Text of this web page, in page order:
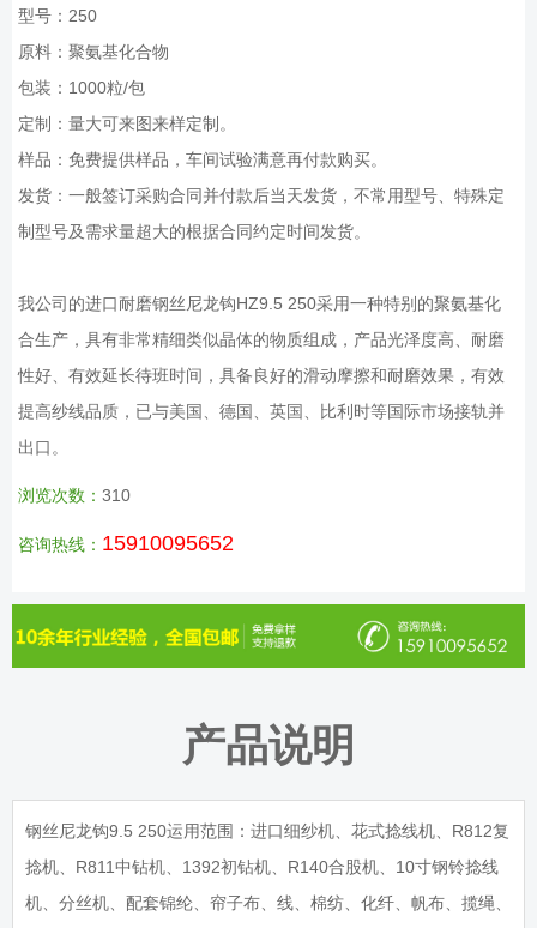
型号：250
原料：聚氨基化合物
包装：1000粒/包
定制：量大可来图来样定制。
样品：免费提供样品，车间试验满意再付款购买。
发货：一般签订采购合同并付款后当天发货，不常用型号、特殊定
制型号及需求量超大的根据合同约定时间发货。
我公司的进口耐磨钢丝尼龙钩HZ9.5 250采用一种特别的聚氨基化
合生产，具有非常精细类似晶体的物质组成，产品光泽度高、耐磨
性好、有效延长待班时间，具备良好的滑动摩擦和耐磨效果，有效
提高纱线品质，已与美国、德国、英国、比利时等国际市场接轨并
出口。
浏览次数： 310
咨询热线： 15910095652
产品说明
钢丝尼龙钩9.5 250运用范围：进口细纱机、花式捻线机、R812复
捻机、R811中钻机、1392初钻机、R140合股机、10寸钢铃捻线
机、分丝机、配套锦纶、帘子布、线、棉纺、化纤、帆布、揽绳、